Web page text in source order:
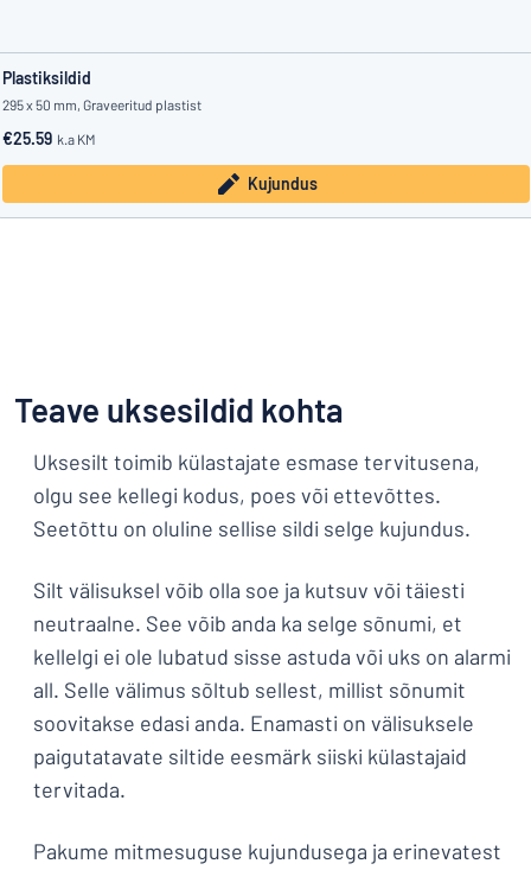
Plastiksildid
295 x 50 mm, Graveeritud plastist
€25.59 k.a KM
Kujundus
Teave uksesildid kohta
Uksesilt toimib külastajate esmase tervitusena,
olgu see kellegi kodus, poes või ettevõttes.
Seetõttu on oluline sellise sildi selge kujundus.
Silt välisuksel võib olla soe ja kutsuv või täiesti
neutraalne. See võib anda ka selge sõnumi, et
kellelgi ei ole lubatud sisse astuda või uks on alarmi
all. Selle välimus sõltub sellest, millist sõnumit
soovitakse edasi anda. Enamasti on välisuksele
paigutatavate siltide eesmärk siiski külastajaid
tervitada.
Pakume mitmesuguse kujundusega ja erinevatest